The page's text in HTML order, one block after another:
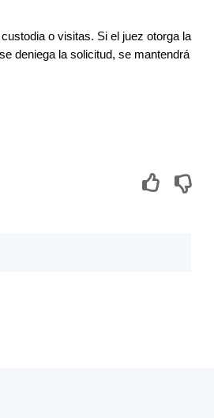
o visitas. Si el juez otorga la
deniega la solicitud, se mantendrá